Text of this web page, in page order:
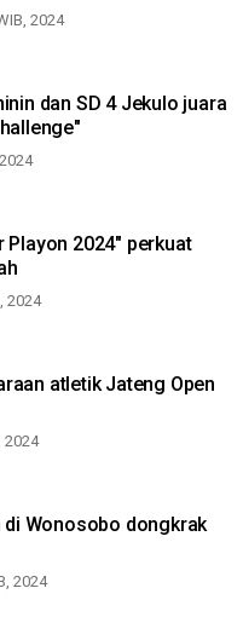
2024
dan SD 4 Jekulo juara
Challenge"
Playon 2024" perkuat
2024
atletik Jateng Open
2024
Wonosobo dongkrak
2024